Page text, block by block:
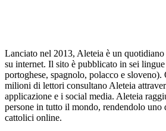
Lanciato nel 2013, Aleteia è un
su internet. Il sito è pubblicato in sei lingue
portoghese, spagnolo, polacco e
milioni di lettori consultano Aleteia
applicazione e i social media. Aleteia
persone in tutto il mondo, rendendolo uno
cattolici online.